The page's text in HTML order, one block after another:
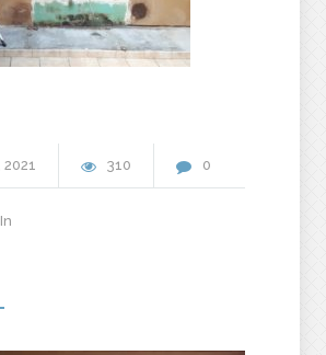
2021 310 0
In